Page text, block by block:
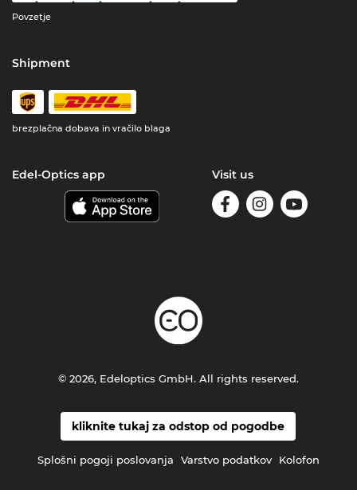
Povzetje
Shipment
brezplačna dobava in vračilo blaga
Edel-Optics app Visit us
kliknite tukaj za odstop od pogodbe
Splošni pogoji poslovanja Varstvo podatkov Kolofon
© 2026, Edeloptics GmbH. All rights reserved.